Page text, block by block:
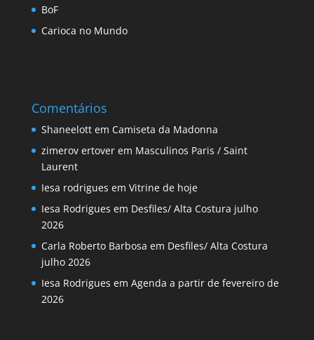
BoF
Carioca no Mundo
Comentários
Shaneelottem Camiseta da Madonna
zimerov ertoverem Masculinos Paris / Saint
Laurent
Iesa rodrigues em Vitrine de hoje
Iesa Rodrigues em Desfiles/ Alta Costura julho
2026
Carla Roberto Barbosa em Desfiles/ Alta Costura
julho 2026
Iesa Rodrigues em Agenda a partir de fevereiro de
2026